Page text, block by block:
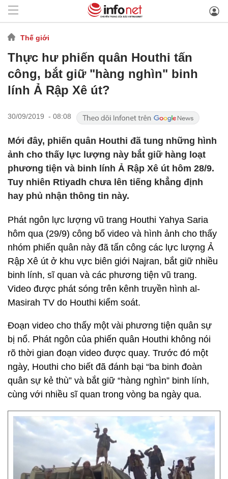
Thế giới
Thực hư phiến quân Houthi tấn
công, bắt giữ "hàng nghìn" binh
lính Ả Rập Xê út?
30/09/2019 - 08:08
Mới đây, phiến quân Houthi đã tung những hình
ảnh cho thấy lực lượng này bắt giữ hàng loạt
phương tiện và binh lính Ả Rập Xê út hôm 28/9.
Tuy nhiên Rtiyadh chưa lên tiếng khẳng định
hay phủ nhận thông tin này.
Phát ngôn lực lượng vũ trang Houthi Yahya Saria
hôm qua (29/9) công bố video và hình ảnh cho thấy
nhóm phiến quân này đã tấn công các lực lượng Ả
Rập Xê út ở khu vực biên giới Najran, bắt giữ nhiều
binh lính, sĩ quan và các phương tiện vũ trang.
Video được phát sóng trên kênh truyền hình al-
Masirah TV do Houthi kiểm soát.
Đoạn video cho thấy một vài phương tiện quân sự
bị nổ. Phát ngôn của phiến quân Houthi không nói
rõ thời gian đoạn video được quay. Trước đó một
ngày, Houthi cho biết đã đánh bại “ba binh đoàn
quân sự kẻ thù” và bắt giữ “hàng nghìn” binh lính,
cùng với nhiều sĩ quan trong vòng ba ngày qua.